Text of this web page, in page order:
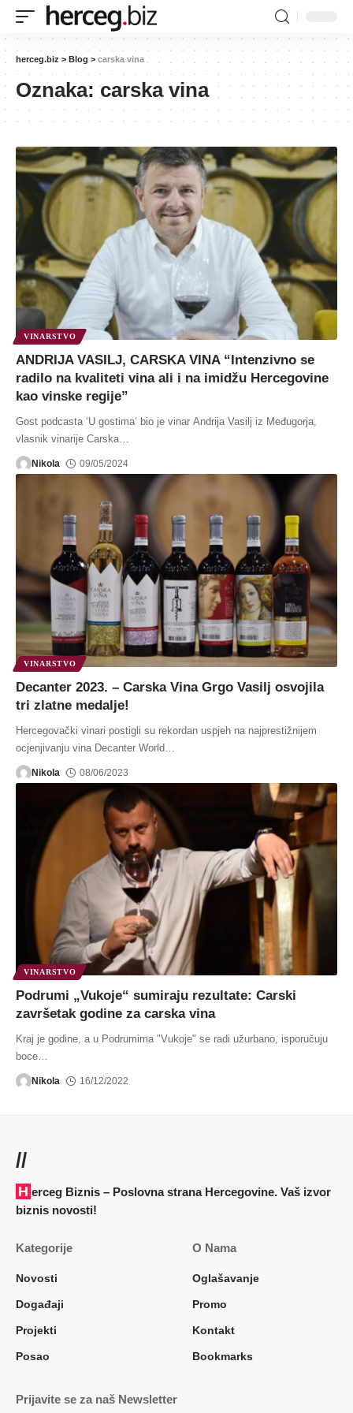
herceg.biz > Blog > carska vina
Oznaka:carska vina
VINARSTVO
ANDRIJA VASILJ, CARSKA VINA “Intenzivno se
radilo na kvaliteti vina ali i na imidžu Hercegovine
kao vinske regije”
Gost podcasta ‘U gostima’ bio je vinar Andrija Vasilj iz Međugorja,
vlasnik vinarije Carska
Nikola 09/05/2024
VINARSTVO
Decanter 2023. – Carska Vina Grgo Vasilj osvojila
tri zlatne medalje!
Hercegovački vinari postigli su rekordan uspjeh na najprestižnijem
ocjenjivanju vina Decanter World
Nikola 08/06/2023
VINARSTVO
Podrumi „Vukoje“ sumiraju rezultate: Carski
završetak godine za carska vina
Kraj je godine, a u Podrumima "Vukoje" se radi užurbano, isporučuju
boce…
Nikola 16/12/2022
//
Herceg Biznis – Poslovna strana Hercegovine. Vaš izvor
biznis novosti!
Kategorije
Novosti
Događaji
Projekti
Posao
O Nama
Oglašavanje
Promo
Kontakt
Bookmarks
Prijavite se za naš Newsletter